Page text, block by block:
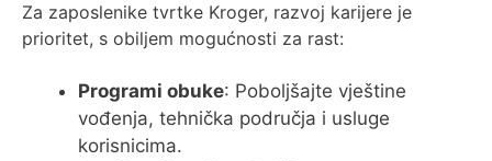
Za zaposlenike tvrtke Kroger, razvoj karijere je
prioritet, s obiljem mogućnosti za rast:
Programi obuke: Poboljšajte vještine
vođenja, tehnička područja i usluge
korisnicima.